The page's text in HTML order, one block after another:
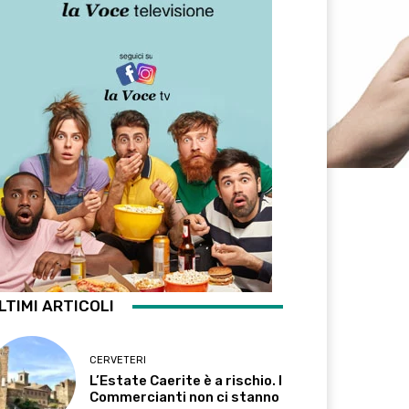
ARTICOLI
CERVETERI
L’Estate Caerite è a rischio. I
Commercianti non ci stanno